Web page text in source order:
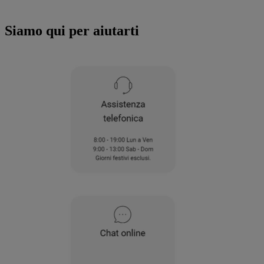
Siamo qui per aiutarti
condivisione dei tuoi dati con terze parti
per tali finalità. Accedendo alla sezione
specifico le tue preferenze.